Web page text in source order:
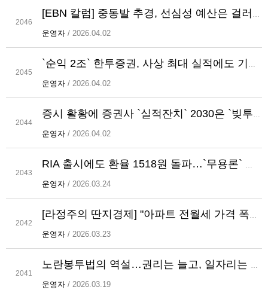
2046
[EBN 칼럼] 중동발 추경, 선심성 예산은 걸러내야
운영자 / 2026.04.02
2045
`순익 2조` 한투증권, 사상 최대 실적에도 기부 축소…사회환원 `역주행`
운영자 / 2026.04.02
2044
증시 활황에 증권사 `실적잔치` 2030은 `빚투 덫` 양극화 확대
운영자 / 2026.04.02
2043
RIA 출시에도 환율 1518원 돌파…`무용론` 확산에 "금리 문제"
운영자 / 2026.03.24
2042
[라정주의 딴지경제] "아파트 전월세 가격 폭등…주택임대시장 병행 필요"
운영자 / 2026.03.23
2041
노란봉투법의 역설…권리는 늘고, 일자리는 줄어든다[라정주의 경제터치]
운영자 / 2026.03.19